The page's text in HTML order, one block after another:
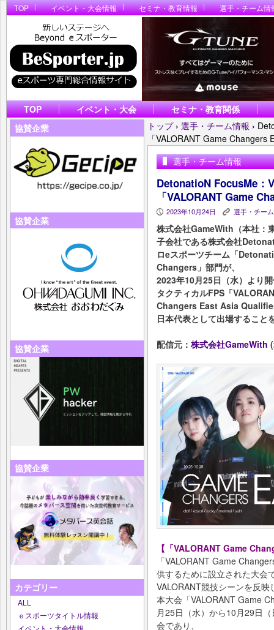
TOP イベント・大会情報 セミナ・教育情報 選手・チーム情
TOP イベント・大会
セミナ・教育関係
協賛企業
協賛企業
協賛企業
協賛企業
カテゴリー
ALL
ｅスポーツタイトル情報
トップ › 選手・チーム情報 ›
「VALORANT Game
選手・チーム情報
DetonatioN FocusMe：
「VALORANT Game
P 2023年10月24日 K 選手・チー
株式会社GameWith（本社：
子会社である株式会社
ロeスポーツチーム「
Changers」部門が、
2023年10月25日（水）より
タクティカルFPS「
Changers East Asia
日本代表として出場すること
配信元： 株式会社GameWith
【「VALORANT Game
「VALORANT Game
供するために設立された大会
VALORANT競技シーンを反
本大会「VALORANT Game
月25日（水）から10月29日
会であり、